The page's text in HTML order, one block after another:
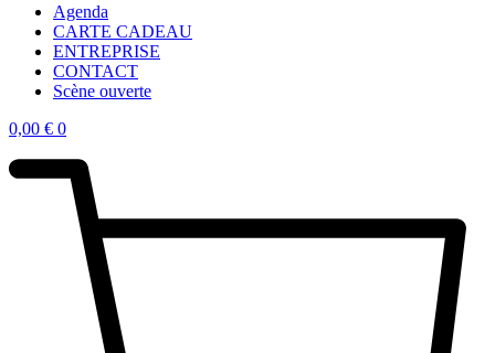
Agenda
CARTE CADEAU
ENTREPRISE
CONTACT
Scène ouverte
0,00 € 0